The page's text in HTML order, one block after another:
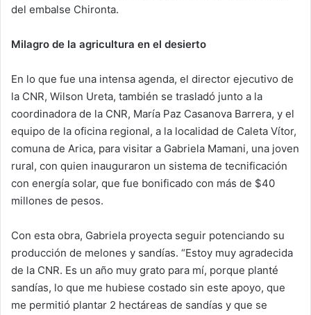
del embalse Chironta.
Milagro de la agricultura en el desierto
En lo que fue una intensa agenda, el director ejecutivo de
la CNR, Wilson Ureta, también se trasladó junto a la
coordinadora de la CNR, María Paz Casanova Barrera, y el
equipo de la oficina regional, a la localidad de Caleta Vítor,
comuna de Arica, para visitar a Gabriela Mamani, una joven
rural, con quien inauguraron un sistema de tecnificación
con energía solar, que fue bonificado con más de $40
millones de pesos.
Con esta obra, Gabriela proyecta seguir potenciando su
producción de melones y sandías. “Estoy muy agradecida
de la CNR. Es un año muy grato para mí, porque planté
sandías, lo que me hubiese costado sin este apoyo, que
me permitió plantar 2 hectáreas de sandías y que se